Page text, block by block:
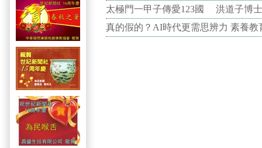
太極門一甲子傳愛123國 洪道子博
真的假的？AI時代更需思辨力 素養